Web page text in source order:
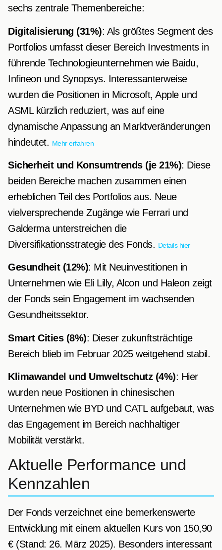
sechs zentrale Themenbereiche:
Digitalisierung (31%): Als größtes Segment des
Portfolios umfasst dieser Bereich Investments in
führende Technologieunternehmen wie Baidu,
Infineon und Synopsys. Interessanterweise
wurden die Positionen in Microsoft, Apple und
ASML kürzlich reduziert, was auf eine
dynamische Anpassung an Marktveränderungen
hindeutet. Mehr erfahren
Sicherheit und Konsumtrends (je 21%): Diese
beiden Bereiche machen zusammen einen
erheblichen Teil des Portfolios aus. Neue
vielversprechende Zugänge wie Ferrari und
Galderma unterstreichen die
Diversifikationsstrategie des Fonds. Details hier
Gesundheit (12%): Mit Neuinvestitionen in
Unternehmen wie Eli Lilly, Alcon und Haleon zeigt
der Fonds sein Engagement im wachsenden
Gesundheitssektor.
Smart Cities (8%): Dieser zukunftsträchtige
Bereich blieb im Februar 2025 weitgehend stabil.
Klimawandel und Umweltschutz (4%): Hier
wurden neue Positionen in chinesischen
Unternehmen wie BYD und CATL aufgebaut, was
das Engagement im Bereich nachhaltiger
Mobilität verstärkt.
Aktuelle Performance und
Kennzahlen
Der Fonds verzeichnet eine bemerkenswerte
Entwicklung mit einem aktuellen Kurs von 150,90
€ (Stand: 26. März 2025). Besonders interessant